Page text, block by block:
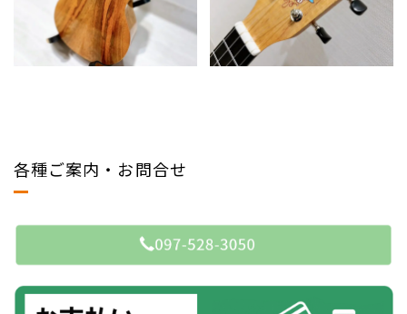
各種ご案内・お問合せ